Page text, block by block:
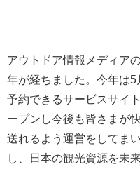
アウトドア情報メディア
年が経ちました。今年は
予約できるサービスサイ
ープンし今後も皆さまが
送れるよう運営をしてま
し、日本の観光資源を未